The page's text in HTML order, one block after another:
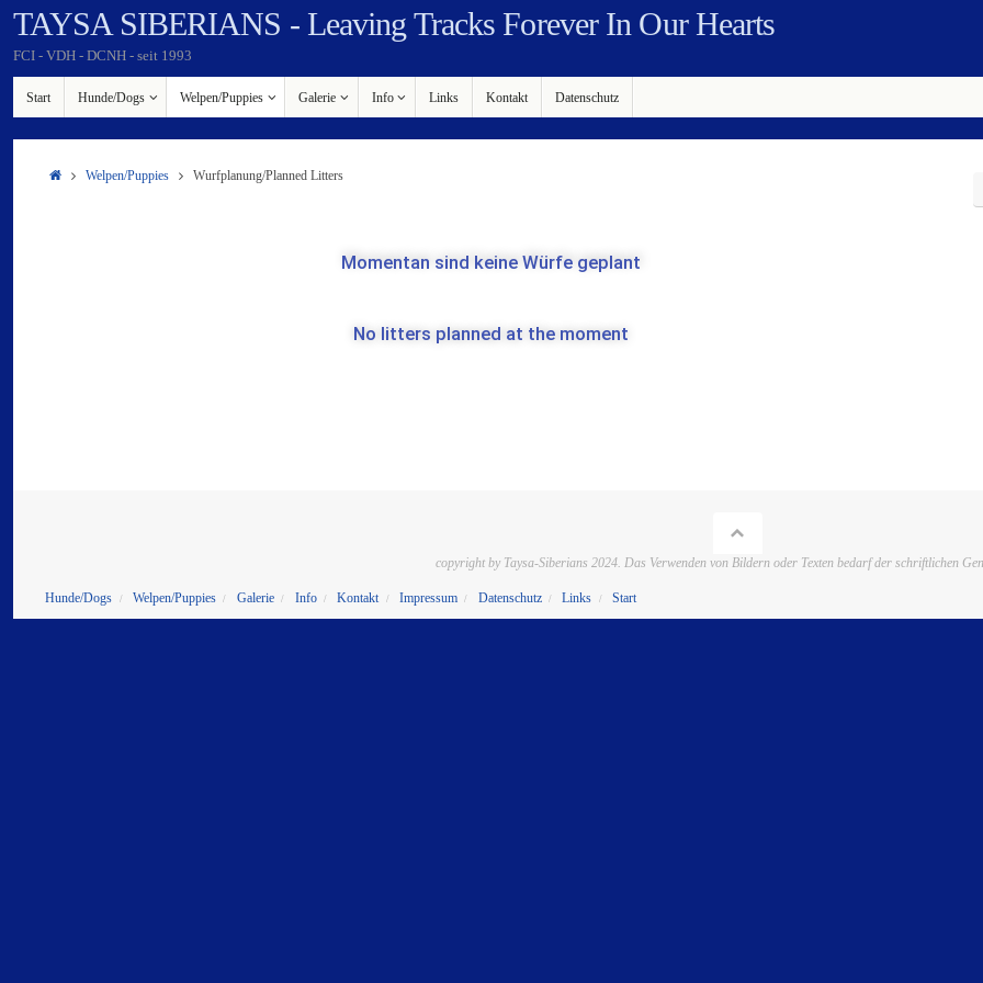
TAYSA SIBERIANS - Leaving Tracks Forever In Our Hearts
FCI - VDH - DCNH - seit 1993
Start Hunde/Dogs Welpen/Puppies Galerie Info Links Kontakt Datenschutz
Welpen/Puppies Wurfplanung/Planned Litters
Momentan sind keine Würfe geplant
No litters planned at the moment
copyright by Taysa-Siberians 2024. Das Verwenden von Bildern oder Texten bedarf der schriftlichen
Hunde/Dogs Welpen/Puppies Galerie Info Kontakt Impressum Datenschutz Links Start